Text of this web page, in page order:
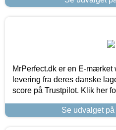
MrPerfect.dk er en E-mærket
levering fra deres danske
score på Trustpilot. Klik her
Se udvalget